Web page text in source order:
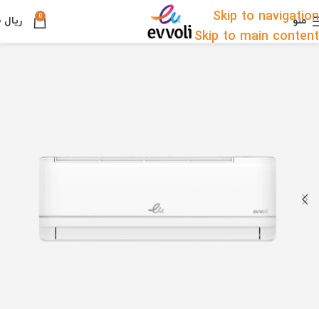
Skip to navigation
Skip to main content
منو 0 ریال